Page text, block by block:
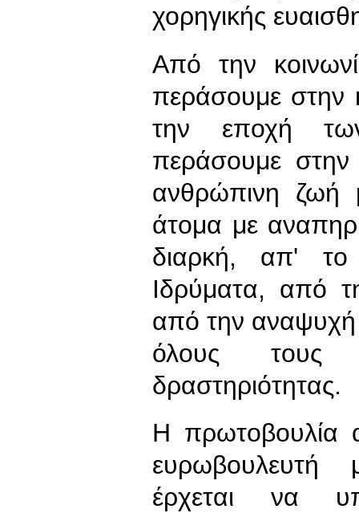
χορηγικής
Από την
περάσουμε στην
την εποχή
περάσουμε
ανθρώπινη ζωή
άτομα με
διαρκή, απ'
Ιδρύματα, από
από την αναψυχή
όλους τους
δραστηριότητας.
Η πρωτοβουλία
έρχεται να